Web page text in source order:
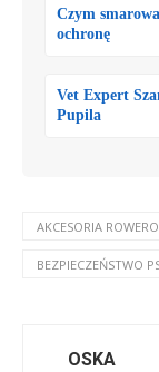
Czym
ochronę
Vet Expert
Pupila
AKCESORIA
BEZPIECZEŃSTWO
OSKA